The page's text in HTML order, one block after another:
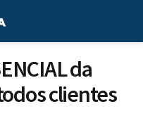
da
clientes